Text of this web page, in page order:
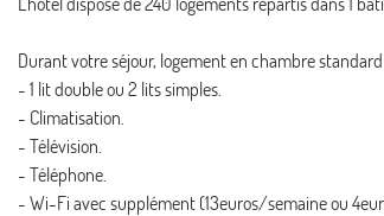
Durant votre séjour, logement en chambre
- 1 lit double ou 2 lits simples.
- Climatisation.
- Télévision.
- Téléphone.
- Wi-Fi avec supplément (13euros/semaine ou